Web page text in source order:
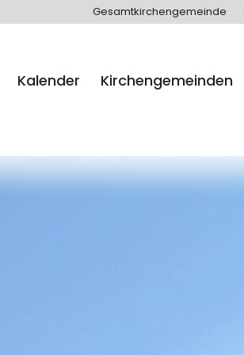
Gesamtkirchengemeinde
Kalender Kirchengemeinden